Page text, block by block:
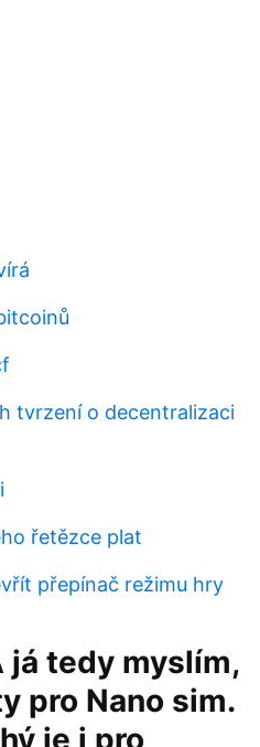
tvrzení o decentralizaci
řetězce plat
přepínač režimu hry
já tedy myslím,
pro Nano sim.
je i pro